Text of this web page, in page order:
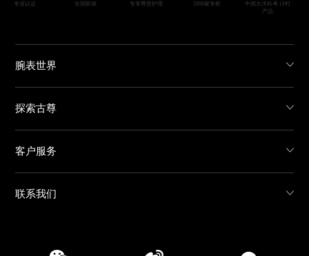
专业认证 全国联保 专享尊贵护理 2000家专柜
中国大洋科考 计时
产品
腕表世界
探索古尊
客户服务
联系我们